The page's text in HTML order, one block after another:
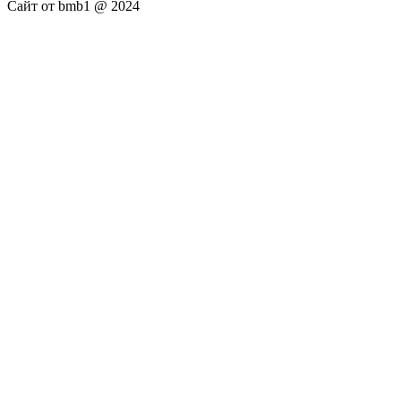
Сайт от bmb1 @ 2024